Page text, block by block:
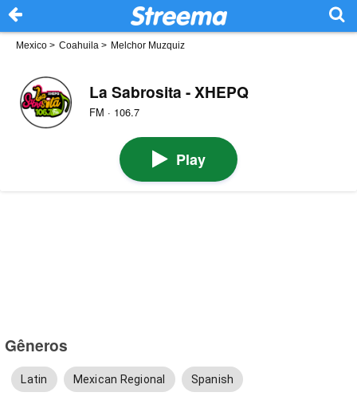
Mexico > Coahuila > Melchor Muzquiz
La Sabrosita - XHEPQ
FM · 106.7
Play
Gêneros
Latin Mexican Regional Spanish